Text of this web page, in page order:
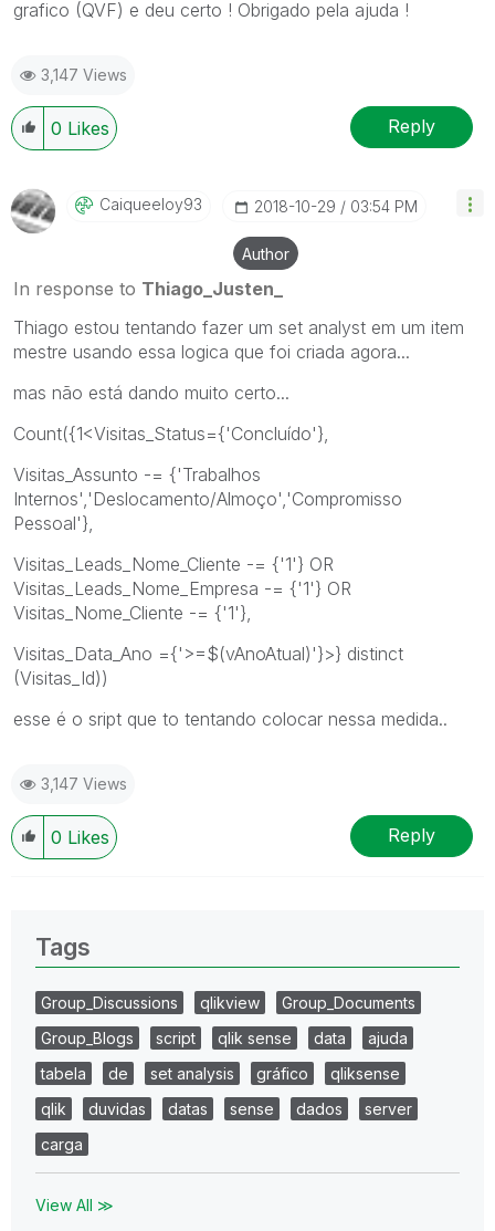
grafico (QVF) e deu certo ! Obrigado pela ajuda !
3,147 Views
0 Likes Reply
Caiqueeloy93 ‎2018-10-29 03:54 PM
Author
In response to Thiago_Justen_
Thiago estou tentando fazer um set analyst em um item
mestre usando essa logica que foi criada agora...
mas não está dando muito certo...
Count({1<Visitas_Status={'Concluído'},
Visitas_Assunto -= {'Trabalhos
Internos','Deslocamento/Almoço','Compromisso
Pessoal'},
Visitas_Leads_Nome_Cliente -= {'1'} OR
Visitas_Leads_Nome_Empresa -= {'1'} OR
Visitas_Nome_Cliente -= {'1'},
Visitas_Data_Ano ={'>=$(vAnoAtual)'}>} distinct
(Visitas_Id))
esse é o sript que to tentando colocar nessa medida..
3,147 Views
0 Likes Reply
Tags
Group_Discussions qlikview
Group_Documents
Group_Blogs
script qlik sense data
ajuda
tabela
de set analysis gráfico
qliksense
qlik
duvidas datas sense dados
server
carga
View All ≫